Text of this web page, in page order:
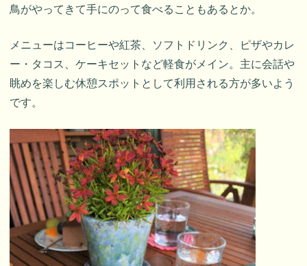
鳥がやってきて手にのって食べることもあるとか。
メニューはコーヒーや紅茶、ソフトドリンク、ピザやカレ
ー・タコス、ケーキセットなど軽食がメイン。主に会話や
眺めを楽しむ休憩スポットとして利用される方が多いよう
です。